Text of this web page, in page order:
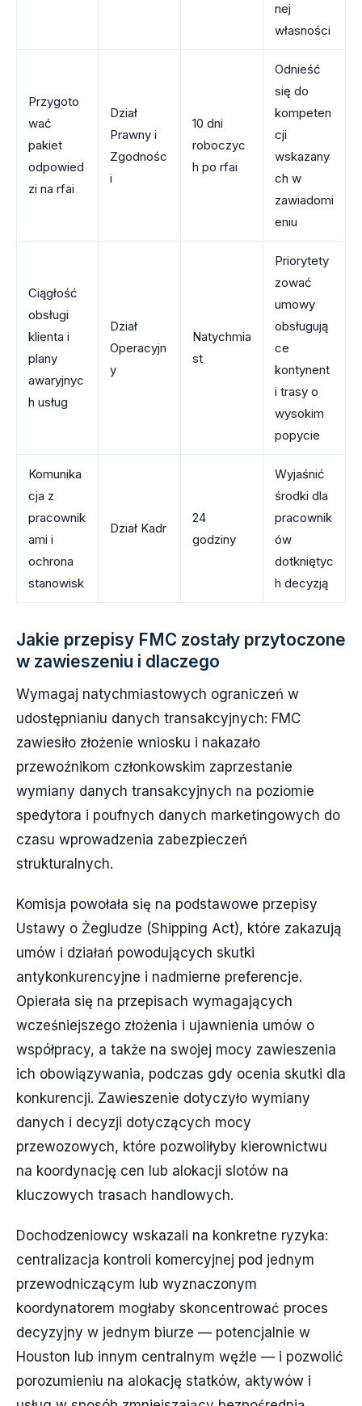
nej
własności
Przygoto
wać
pakiet
odpowied
zi na rfai
Dział
Prawny i
Zgodnośc
i
10 dni
roboczyc
h po rfai
Odnieść
się do
kompeten
cji
wskazany
ch w
zawiadomi
eniu
Ciągłość
obsługi
klienta i
plany
awaryjnyc
h usług
Dział
Operacyjn
y
Natychmia
st
Priorytety
zować
umowy
obsługują
ce
kontynent
i trasy o
wysokim
popycie
Komunika
cja z
pracownik
ami i
ochrona
stanowisk
Dział Kadr
24
godziny
Wyjaśnić
środki dla
pracownik
ów
dotkniętyc
h decyzją
Jakie przepisy FMC zostały przytoczone
w zawieszeniu i dlaczego
Wymagaj natychmiastowych ograniczeń w
udostępnianiu danych transakcyjnych: FMC
zawiesiło złożenie wniosku i nakazało
przewoźnikom członkowskim zaprzestanie
wymiany danych transakcyjnych na poziomie
spedytora i poufnych danych marketingowych do
czasu wprowadzenia zabezpieczeń
strukturalnych.
Komisja powołała się na podstawowe przepisy
Ustawy o Żegludze (Shipping Act), które zakazują
umów i działań powodujących skutki
antykonkurencyjne i nadmierne preferencje.
Opierała się na przepisach wymagających
wcześniejszego złożenia i ujawnienia umów o
współpracy, a także na swojej mocy zawieszenia
ich obowiązywania, podczas gdy ocenia skutki dla
konkurencji. Zawieszenie dotyczyło wymiany
danych i decyzji dotyczących mocy
przewozowych, które pozwoliłyby kierownictwu
na koordynację cen lub alokacji slotów na
kluczowych trasach handlowych.
Dochodzeniowcy wskazali na konkretne ryzyka:
centralizacja kontroli komercyjnej pod jednym
przewodniczącym lub wyznaczonym
koordynatorem mogłaby skoncentrować proces
decyzyjny w jednym biurze — potencjalnie w
Houston lub innym centralnym węźle — i pozwolić
porozumieniu na alokację statków, aktywów i